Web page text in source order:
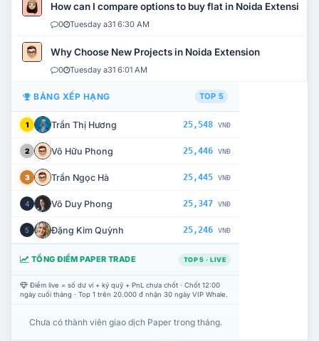
How can I compare options to buy flat in Noida Extension?
0 Tuesday a31 6:30 AM
Why Choose New Projects in Noida Extension
0 Tuesday a31 6:01 AM
BẢNG XẾP HẠNG TOP 5
1 Trần Thị Hương 25,548 VNĐ
2 Võ Hữu Phong 25,446 VNĐ
3 Trần Ngọc Hà 25,445 VNĐ
4 Võ Duy Phong 25,347 VNĐ
5 Đặng Kim Quỳnh 25,246 VNĐ
TỔNG ĐIỂM PAPER TRADE TOP 5 · LIVE
Điểm live = số dư ví + ký quỹ + PnL chưa chốt · Chốt 12:00
ngày cuối tháng · Top 1 trên 20.000 đ nhận 30 ngày VIP Whale.
Chưa có thành viên giao dịch Paper trong tháng.